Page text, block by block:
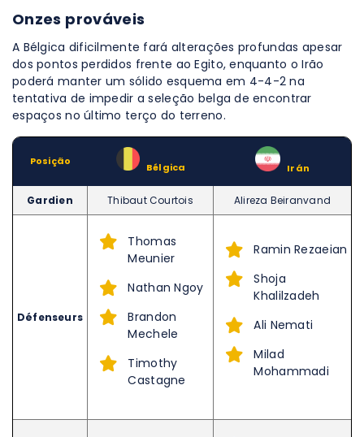
Onzes prováveis
A Bélgica dificilmente fará alterações profundas apesar
dos pontos perdidos frente ao Egito, enquanto o Irão
poderá manter um sólido esquema em 4-4-2 na
tentativa de impedir a seleção belga de encontrar
espaços no último terço do terreno.
Posição – Bélgica Irán
Gardien Thibaut Courtois Alireza Beiranvand
Défenseurs
Thomas
Meunier
Nathan Ngoy
Brandon
Mechele
Timothy
Castagne
Ramin Rezaeian
Shoja
Khalilzadeh
Ali Nemati
Milad
Mohammadi